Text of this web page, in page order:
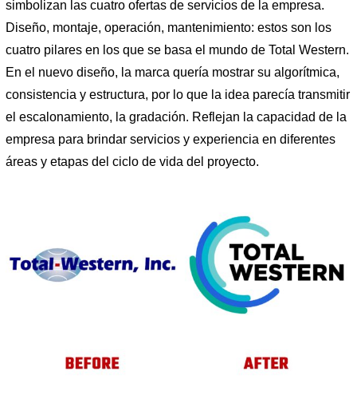
simbolizan las cuatro ofertas de servicios de la empresa.
Diseño, montaje, operación, mantenimiento: estos son los
cuatro pilares en los que se basa el mundo de Total Western.
En el nuevo diseño, la marca quería mostrar su algorítmica,
consistencia y estructura, por lo que la idea parecía transmitir
el escalonamiento, la gradación. Reflejan la capacidad de la
empresa para brindar servicios y experiencia en diferentes
áreas y etapas del ciclo de vida del proyecto.